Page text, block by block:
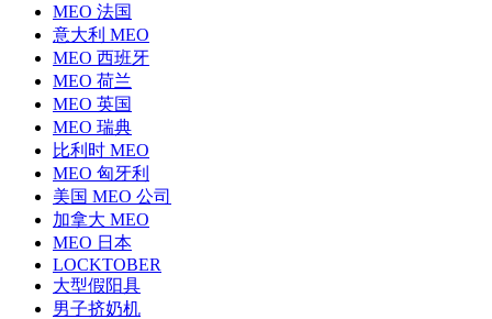
MEO 法国
意大利 MEO
MEO 西班牙
MEO 荷兰
MEO 英国
MEO 瑞典
比利时 MEO
MEO 匈牙利
美国 MEO 公司
加拿大 MEO
MEO 日本
LOCKTOBER
大型假阳具
男子挤奶机